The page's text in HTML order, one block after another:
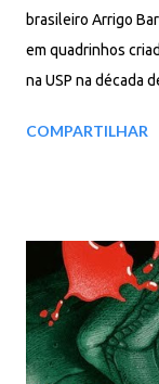
brasileiro Arrigo
em quadrinhos
na USP na década
Tubarões
formação
cordas e coros.
Terríficus 03.
Do Astronauta
COMPARTILHAR